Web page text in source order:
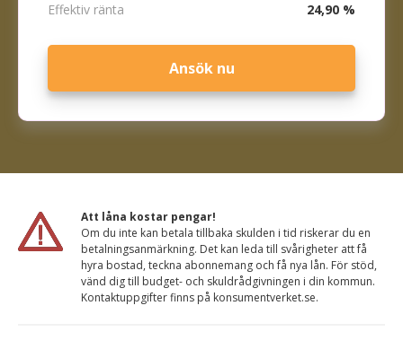
Effektiv ränta 24,90 %
Ansök nu
Att låna kostar pengar!
Om du inte kan betala tillbaka skulden i tid riskerar du en
betalningsanmärkning. Det kan leda till svårigheter att få
hyra bostad, teckna abonnemang och få nya lån. För stöd,
vänd dig till budget- och skuldrådgivningen i din kommun.
Kontaktuppgifter finns på konsumentverket.se.